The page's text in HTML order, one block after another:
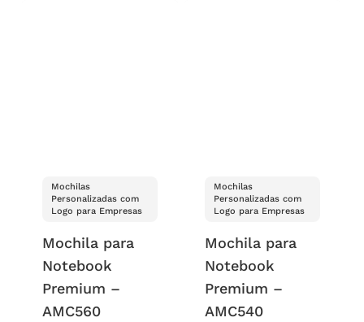
Mochilas
Personalizadas com
Logo para Empresas
Mochila para
Notebook
Premium –
AMC560
Mochilas
Personalizadas com
Logo para Empresas
Mochila para
Notebook
Premium –
AMC540